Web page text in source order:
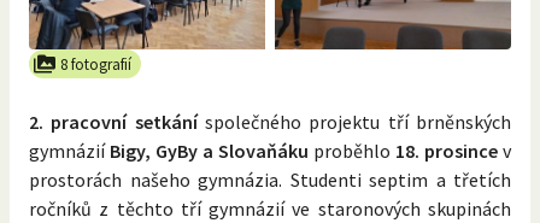
8 fotografií
2. pracovní setkání společného projektu tří brněnských
gymnázií Bigy, GyBy a Slovaňáku proběhlo 18. prosince v
prostorách našeho gymnázia. Studenti septim a třetích
ročníků z těchto tří gymnázií ve staronových skupinách